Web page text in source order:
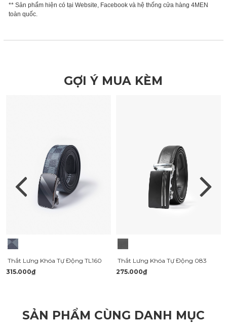
** Sản phẩm hiện có tại Website, Facebook và hệ thống cửa hàng 4MEN
toàn quốc.
GỢI Ý MUA KÈM
Thắt Lưng Khóa Tự Động TL160
315.000₫
Thắt Lưng Khóa Tự Động 083
275.000₫
SẢN PHẨM CÙNG DANH MỤC